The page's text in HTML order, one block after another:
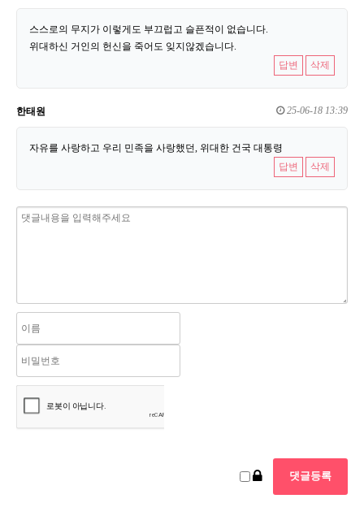
스스로의 무지가 이렇게도 부끄럽고 슬픈적이 없습니다.
위대하신 거인의 헌신을 죽어도 잊지않겠습니다.
답변
삭제
한태원 25-06-18 13:39
자유를 사랑하고 우리 민족을 사랑했던, 위대한 건국 대통령
답변
삭제